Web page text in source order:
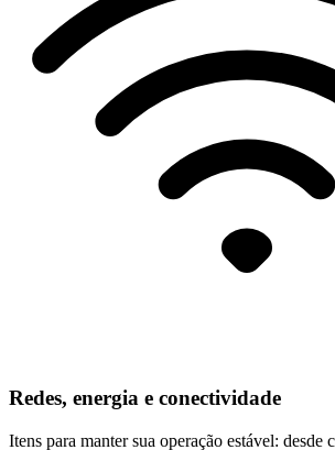
Redes, energia e conectividade
Itens para manter sua operação estável: desde